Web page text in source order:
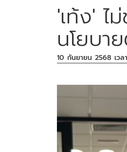
'เท้ง' ไ
นโยบา
10 กันยายน 2568 เวล